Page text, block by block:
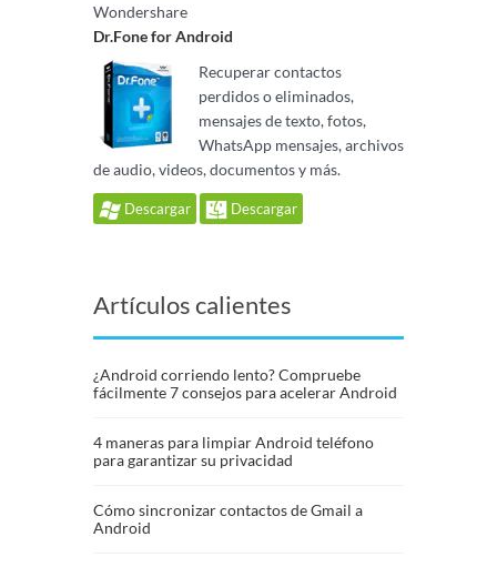
Wondershare
Dr.Fone for Android
Recuperar contactos
perdidos o eliminados,
mensajes de texto, fotos,
WhatsApp mensajes, archivos
de audio, videos, documentos y más.
Descargar Descargar
Artículos calientes
¿Android corriendo lento? Compruebe
fácilmente 7 consejos para acelerar Android
4 maneras para limpiar Android teléfono
para garantizar su privacidad
Cómo sincronizar contactos de Gmail a
Android